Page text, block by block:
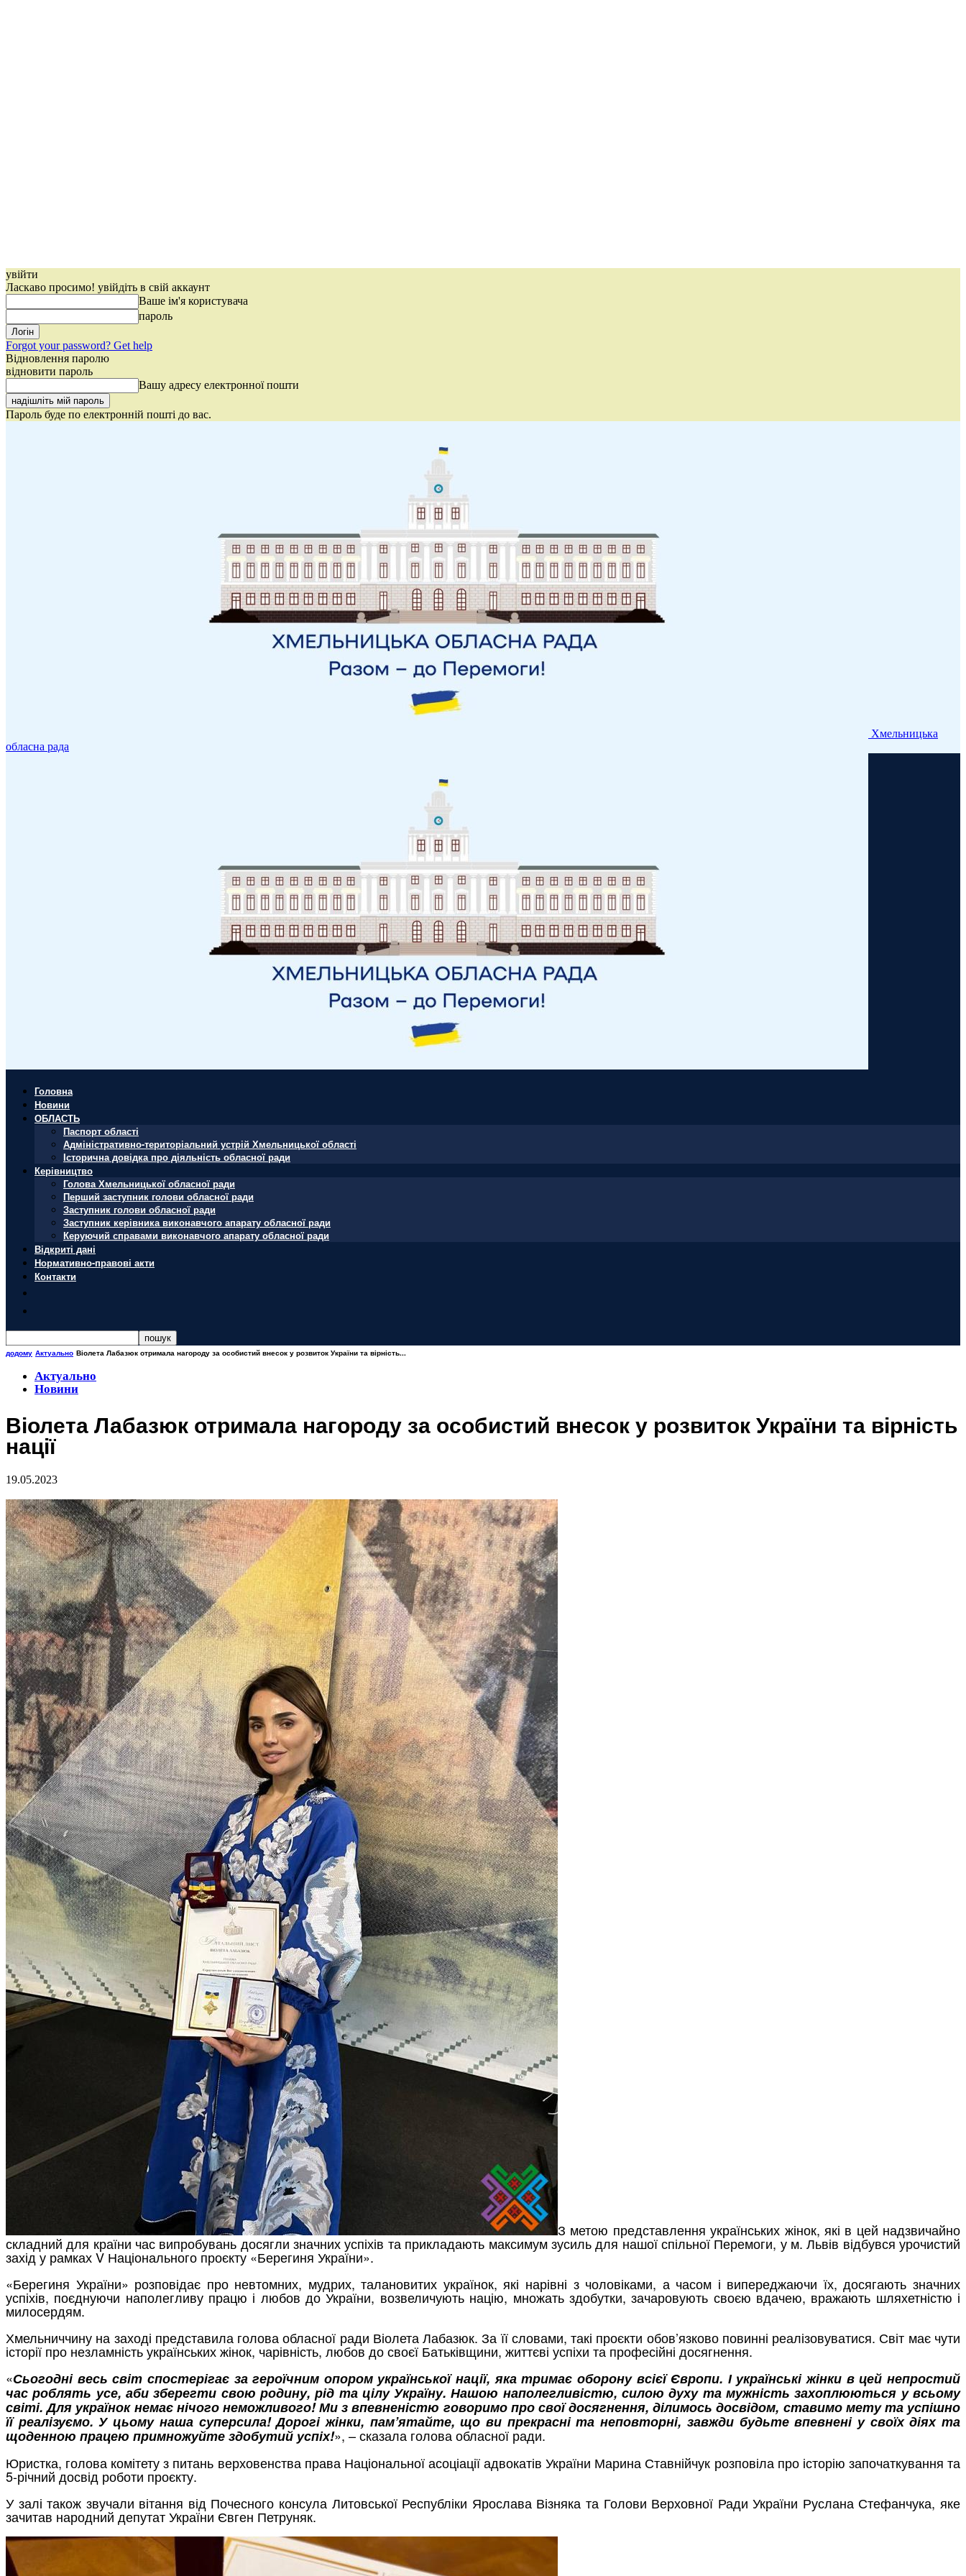
увійти
Ласкаво просимо! увійдіть в свій аккаунт
Ваше ім'я користувача
пароль
Forgot your password? Get help
Відновлення паролю
відновити пароль
Вашу адресу електронної пошти
Пароль буде по електронній пошті до вас.
Хмельницька
обласна рада
Головна
Новини
ОБЛАСТЬ
Паспорт області
Адміністративно-територіальний устрій Хмельницької області
Історична довідка про діяльність обласної ради
Керівництво
Голова Хмельницької обласної ради
Перший заступник голови обласної ради
Заступник голови обласної ради
Заступник керівника виконавчого апарату обласної ради
Керуючий справами виконавчого апарату обласної ради
Відкриті дані
Нормативно-правові акти
Контакти
додому Актуально Віолета Лабазюк отримала нагороду за особистий внесок у розвиток України та вірність...
Актуально
Новини
Віолета Лабазюк отримала нагороду за особистий внесок у розвиток України та вірність
нації
19.05.2023
З метою представлення українських жінок, які в цей надзвичайно
складний для країни час випробувань досягли значних успіхів та прикладають максимум зусиль для нашої спільної Перемоги, у м. Львів відбувся урочистий
захід у рамках V Національного проєкту «Берегиня України».
«Берегиня України» розповідає про невтомних, мудрих, талановитих українок, які нарівні з чоловіками, а часом і випереджаючи їх, досягають значних
успіхів, поєднуючи наполегливу працю і любов до України, возвеличують націю, множать здобутки, зачаровують своєю вдачею, вражають шляхетністю і
милосердям.
Хмельниччину на заході представила голова обласної ради Віолета Лабазюк. За її словами, такі проєкти обов’язково повинні реалізовуватися. Світ має чути
історії про незламність українських жінок, чарівність, любов до своєї Батьківщини, життєві успіхи та професійні досягнення.
«Сьогодні весь світ спостерігає за героїчним опором української нації, яка тримає оборону всієї Європи. І українські жінки в цей непростий
час роблять усе, аби зберегти свою родину, рід та цілу Україну. Нашою наполегливістю, силою духу та мужність захоплюються у всьому
світі. Для українок немає нічого неможливого! Ми з впевненістю говоримо про свої досягнення, ділимось досвідом, ставимо мету та успішно
її реалізуємо. У цьому наша суперсила! Дорогі жінки, пам’ятайте, що ви прекрасні та неповторні, завжди будьте впевнені у своїх діях та
щоденною працею примножуйте здобутий успіх!», – сказала голова обласної ради.
Юристка, голова комітету з питань верховенства права Національної асоціації адвокатів України Марина Ставнійчук розповіла про історію започаткування та
5-річний досвід роботи проєкту.
У залі також звучали вітання від Почесного консула Литовської Республіки Ярослава Візняка та Голови Верховної Ради України Руслана Стефанчука, яке
зачитав народний депутат України Євген Петруняк.